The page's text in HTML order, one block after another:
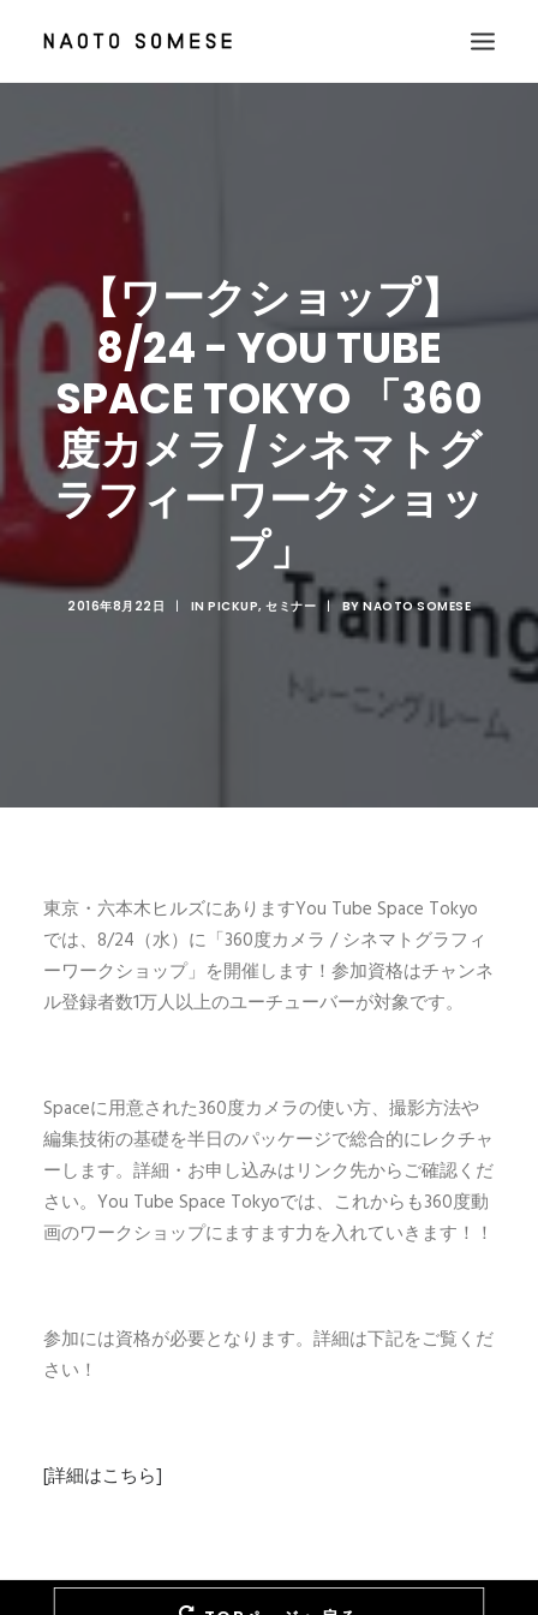
CONTACT
【ワークショップ】
8/24 - YOU TUBE
SPACE TOKYO 「360
度カメラ / シネマトグ
ラフィーワークショッ
プ」
2016年8月22日 | IN PICKUP, セミナー | BY NAOTO SOMESE
東京・六本木ヒルズにありますYou Tube Space Tokyo
では、8/24（水）に「360度カメラ / シネマトグラフィ
ーワークショップ」を開催します！参加資格はチャンネ
ル登録者数1万人以上のユーチューバーが対象です。
Spaceに用意された360度カメラの使い方、撮影方法や
編集技術の基礎を半日のパッケージで総合的にレクチャ
ーします。詳細・お申し込みはリンク先からご確認くだ
さい。You Tube Space Tokyoでは、これからも360度動
画のワークショップにますます力を入れていきます！！
参加には資格が必要となります。詳細は下記をご覧くだ
さい！
[詳細はこちら]